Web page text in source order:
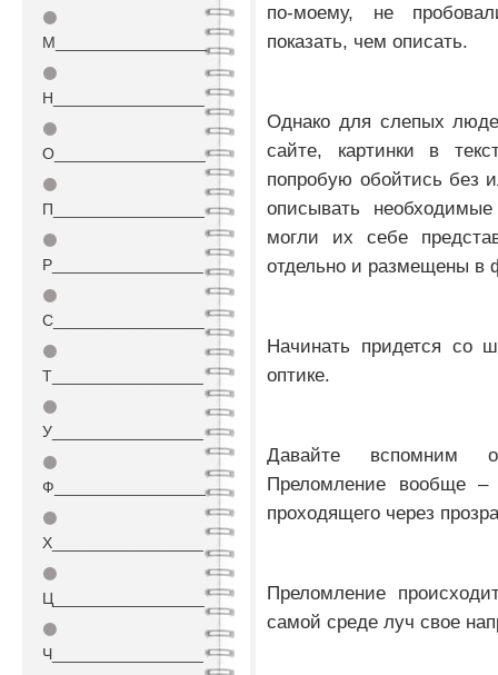
⚫
М_________________
⚫
Н_________________
⚫
О_________________
⚫
П_________________
⚫
Р_________________
⚫
С_________________
⚫
Т_________________
⚫
У_________________
⚫
Ф_________________
⚫
Х_________________
⚫
Ц_________________
⚫
Ч_________________
по-моему, не
показать, чем описать.
Однако для слепых
сайте, картинки в
попробую обойтись без
описывать
могли их себе
отдельно и размещены в
Начинать придется со
оптике.
Давайте вспомним
Преломление вообще –
проходящего через
Преломление
самой среде луч свое